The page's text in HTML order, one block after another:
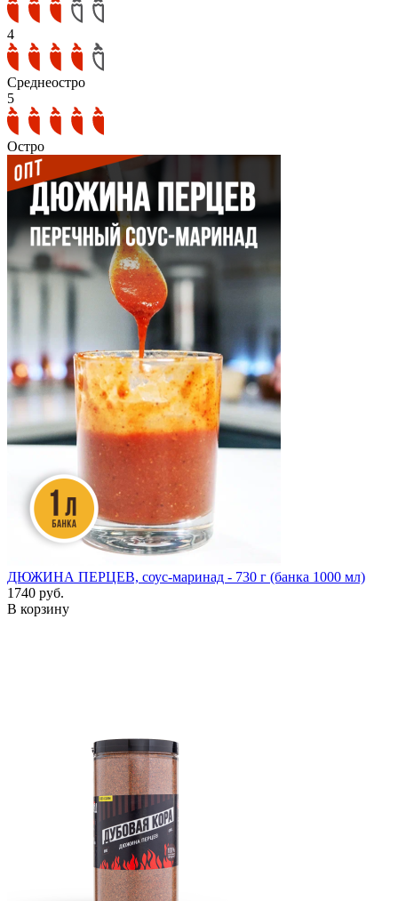
4
Среднеостро
5
Остро
ДЮЖИНА ПЕРЦЕВ, соус-маринад - 730 г (банка 1000 мл)
1740 руб.
В корзину